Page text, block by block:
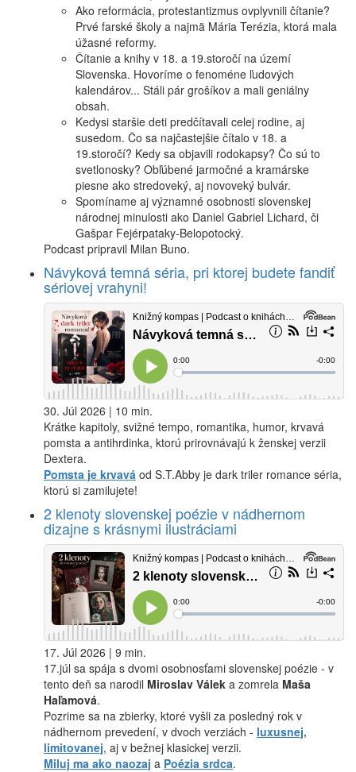
Ako reformácia, protestantizmus ovplyvnili čítanie?
Prvé farské školy a najmä Mária Terézia, ktorá mala
úžasné reformy.
Čítanie a knihy v 18. a 19.storočí na území
Slovenska. Hovoríme o fenoméne ľudových
kalendárov... Stáli pár grošíkov a mali geniálny
obsah.
Kedysi staršie deti predčítavali celej rodine, aj
susedom. Čo sa najčastejšie čítalo v 18. a
19.storočí? Kedy sa objavili rodokapsy? Čo sú to
svetlonosky? Obľúbené jarmočné a kramárske
piesne ako stredoveký, aj novoveký bulvár.
Spomíname aj významné osobnosti slovenskej
národnej minulosti ako Daniel Gabriel Lichard, či
Gašpar Fejérpataky-Belopotocký.
Podcast pripravil Milan Buno.
Návyková temná séria, pri ktorej budete fandiť
sériovej vrahyni!
30. Júl 2026 | 10 min.
Krátke kapitoly, svižné tempo, romantika, humor, krvavá
pomsta a antihrdinka, ktorú prirovnávajú k ženskej verzii
Dextera.
Pomsta je krvavá od S.T.Abby je dark triler romance séria,
ktorú si zamilujete!
2 klenoty slovenskej poézie v nádhernom
dizajne s krásnymi ilustráciami
17. Júl 2026 | 9 min.
17.júl sa spája s dvomi osobnosťami slovenskej poézie - v
tento deň sa narodil Miroslav Válek a zomrela Maša
Haľamová.
Pozrime sa na zbierky, ktoré vyšli za posledný rok v
nádhernom prevedení, v dvoch verziách - luxusnej,
limitovanej, aj v bežnej klasickej verzii.
Miluj ma ako naozaj a Poézia srdca.